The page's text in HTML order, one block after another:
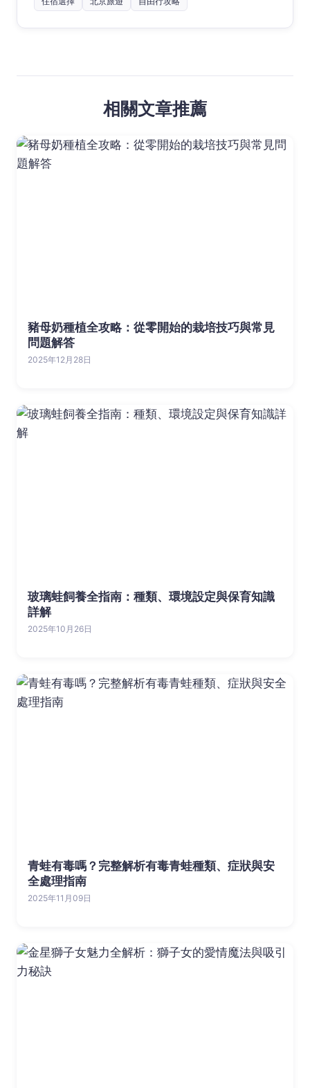
相關文章推薦
豬母奶種植全攻略：從零開始的栽培技巧與常見
問題解答
2025年12月28日
玻璃蛙飼養全指南：種類、環境設定與保育知識
詳解
2025年10月26日
青蛙有毒嗎？完整解析有毒青蛙種類、症狀與安
全處理指南
2025年11月09日